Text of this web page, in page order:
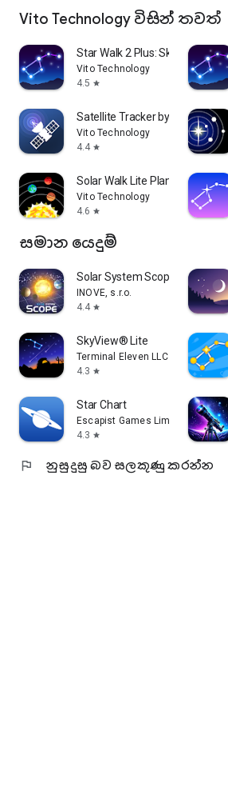
Vito Technology විසින් තවත්
Star Walk 2 Plus: Sky Map View
Vito Technology
4.5 star
Satellite Tracker by Star Walk
Vito Technology
4.4 star
Solar Walk Lite Planetarium 3D
Vito Technology
4.6 star
සමාන යෙදුම්
Solar System Scope
INOVE, s.r.o.
4.4 star
SkyView® Lite
Terminal Eleven LLC
4.3 star
Star Chart
Escapist Games Limited
4.3 star
flag නුසුදුසු බව සලකුණු කරන්න